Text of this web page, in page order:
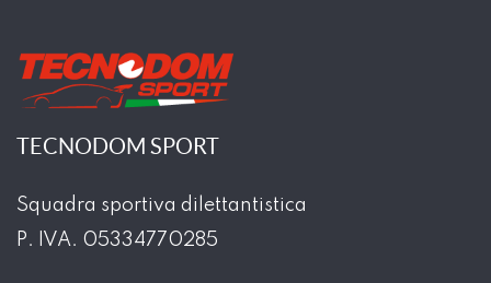
TECNODOM SPORT
Squadra sportiva dilettantistica
P. IVA. 05334770285